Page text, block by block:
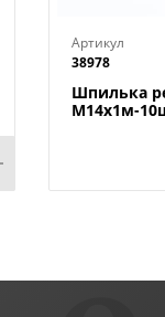
Артикул
38978
Шпилька
М14х1м-